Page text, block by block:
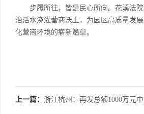
步履所往，皆是民心所向。花溪法院
治活水浇灌营商沃土，为园区高质量发
化营商环境的崭新篇章。
上一篇： 浙江杭州：再发总额1000万元